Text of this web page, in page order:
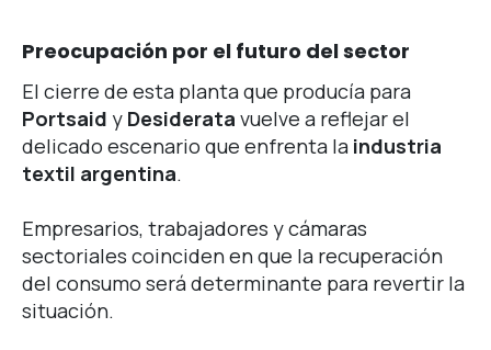
Preocupación por el futuro del sector
El cierre de esta planta que producía para
Portsaid y Desiderata vuelve a reflejar el
delicado escenario que enfrenta la industria
textil argentina.
Empresarios, trabajadores y cámaras
sectoriales coinciden en que la recuperación
del consumo será determinante para revertir la
situación.